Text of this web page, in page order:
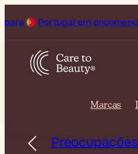
em encomendas acima de
Marcas
Preocupações